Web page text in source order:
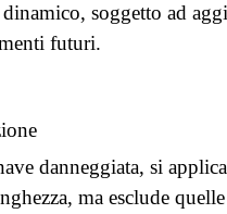
soggetto ad
futuri.
danneggiata, si
ma esclude